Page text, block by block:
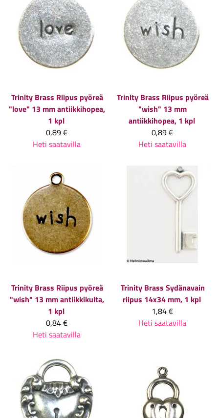
Trinity Brass Riipus pyöreä
"love" 13 mm antiikkihopea,
1 kpl
0,89 €
Heti saatavilla
Trinity Brass Riipus pyöreä
"wish" 13 mm
antiikkihopea, 1 kpl
0,89 €
Heti saatavilla
Trinity Brass Riipus pyöreä
"wish" 13 mm antiikkikulta,
1 kpl
0,84 €
Heti saatavilla
Trinity Brass Sydänavain
riipus 14x34 mm, 1 kpl
1,84 €
Heti saatavilla